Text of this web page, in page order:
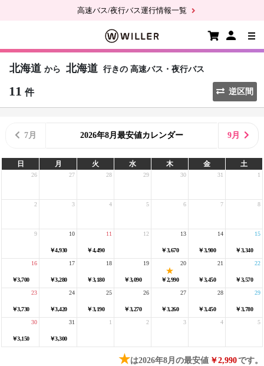
高速バス/夜行バス運行情報一覧
北海道 から 北海道 行きの 高速バス・夜行バス
11 件 逆区間
7月 2026年8月最安値カレンダー 9月
日 月 火 水 木 金 土
26 27 28 29 30 31 1
2 3 4 5 6 7 8
9
￥4,930
10
￥4,490
11 12
￥3,670
13
￥3,900
14
￥3,340
15
￥3,700
16
￥3,280
17
￥3,180
18
￥3,090
19
￥2,990
20
￥3,450
21
￥3,570
22
￥3,730
23
￥3,420
24
￥3,190
25
￥3,270
26
￥3,260
27
￥3,450
28
￥3,780
29
￥3,150
30
￥3,300
31 1 2 3 4 5
★は2026年8月の最安値 ￥2,990です。